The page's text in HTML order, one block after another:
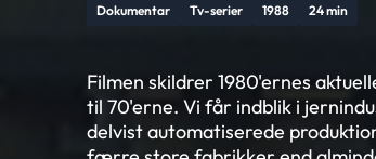
Dokumentar Tv-serier 1988 24 min
Filmen skildrer 1980'ernes
til 70'erne. Vi får indblik i
delvist automatiserede